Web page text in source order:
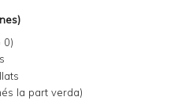
0)
la part verda)